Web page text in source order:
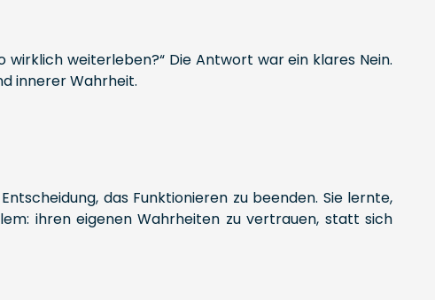
weiterleben?“ Die Antwort war ein klares Nein.
innerer Wahrheit.
das Funktionieren zu beenden. Sie lernte,
ihren eigenen Wahrheiten zu vertrauen, statt sich